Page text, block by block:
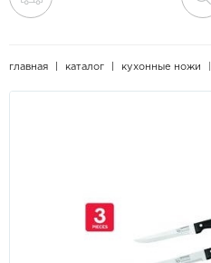
главная каталог кухонные ножи